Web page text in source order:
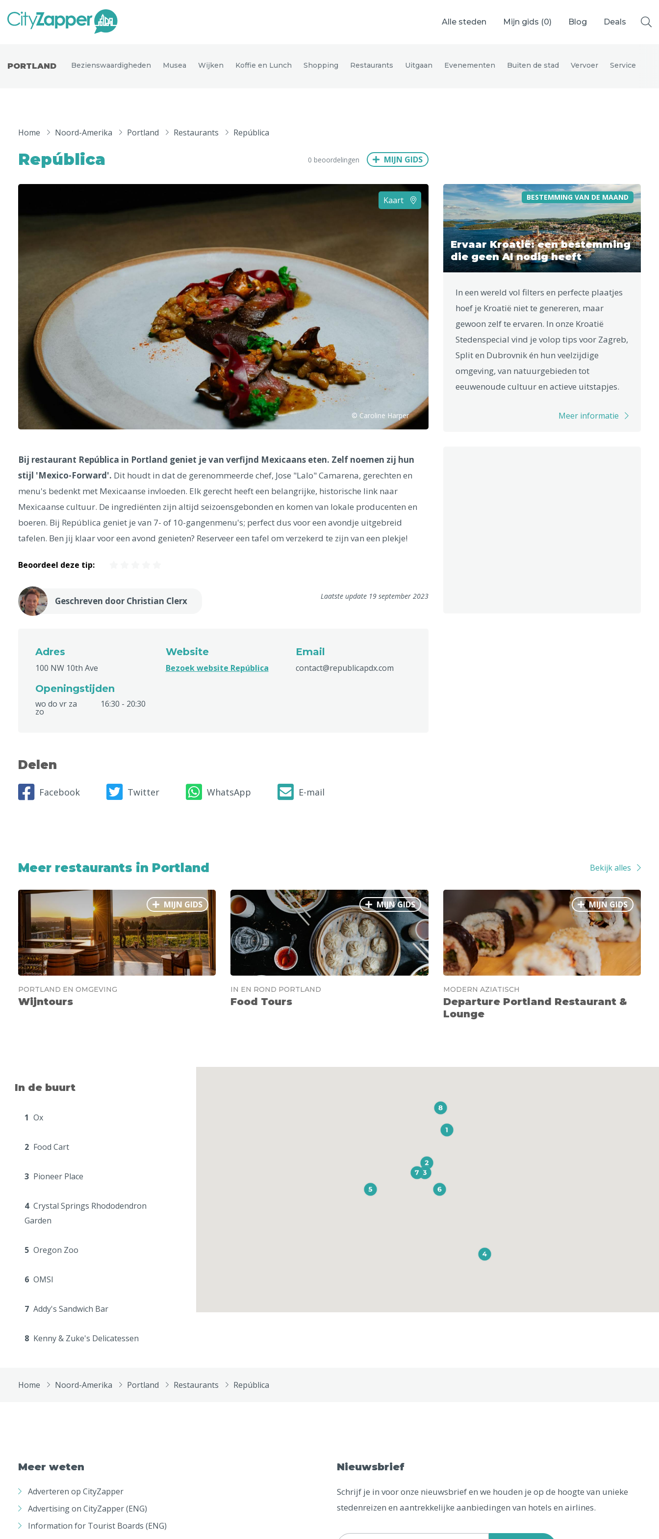
Alle steden Mijn gids (0) Blog Deals
Nederland
Europa
Noord-Amerika
Andere wereldsteden
München Wenen Budapest Bangkok
PORTLAND Bezienswaardigheden Musea Wijken Koffie en Lunch Shopping Restaurants Uitgaan Evenementen Buiten de stad Vervoer Service
Home Noord-Amerika Portland Restaurants República
República 0 beoordelingen MIJN GIDS
Kaart
© Caroline Harper
Bij restaurant República in Portland geniet je van verfijnd Mexicaans eten. Zelf noemen zij hun
stijl 'Mexico-Forward'. Dit houdt in dat de gerenommeerde chef, Jose "Lalo" Camarena, gerechten en
menu's bedenkt met Mexicaanse invloeden. Elk gerecht heeft een belangrijke, historische link naar
Mexicaanse cultuur. De ingrediënten zijn altijd seizoensgebonden en komen van lokale producenten en
boeren. Bij República geniet je van 7- of 10-gangenmenu's; perfect dus voor een avondje uitgebreid
tafelen. Ben jij klaar voor een avond genieten? Reserveer een tafel om verzekerd te zijn van een plekje!
Beoordeel deze tip:
Geschreven door Christian Clerx Laatste update 19 september 2023
Adres
100 NW 10th Ave
Website
Bezoek website República
Email
contact@republicapdx.com
Openingstijden
wo do vr za
zo
16:30 - 20:30
Delen
Facebook Twitter WhatsApp E-mail
BESTEMMING VAN DE MAAND
Ervaar Kroatië: een bestemming
die geen AI nodig heeft
In een wereld vol filters en perfecte plaatjes
hoef je Kroatië niet te genereren, maar
gewoon zelf te ervaren. In onze Kroatië
Stedenspecial vind je volop tips voor Zagreb,
Split en Dubrovnik én hun veelzijdige
omgeving, van natuurgebieden tot
eeuwenoude cultuur en actieve uitstapjes.
Meer informatie
Meer restaurants in Portland Bekijk alles
MIJN GIDS
PORTLAND EN OMGEVING
Wijntours
MIJN GIDS
IN EN ROND PORTLAND
Food Tours
MIJN GIDS
MODERN AZIATISCH
Departure Portland Restaurant &
Lounge
In de buurt
1 Ox
2 Food Cart
3 Pioneer Place
4 Crystal Springs Rhododendron
Garden
5 Oregon Zoo
6 OMSI
7 Addy's Sandwich Bar
8 Kenny & Zuke's Delicatessen
Home Noord-Amerika Portland Restaurants República
Meer weten
Adverteren op CityZapper
Advertising on CityZapper (ENG)
Information for Tourist Boards (ENG)
Nieuwsbrief
Schrijf je in voor onze nieuwsbrief en we houden je op de hoogte van unieke
stedenreizen en aantrekkelijke aanbiedingen van hotels en airlines.